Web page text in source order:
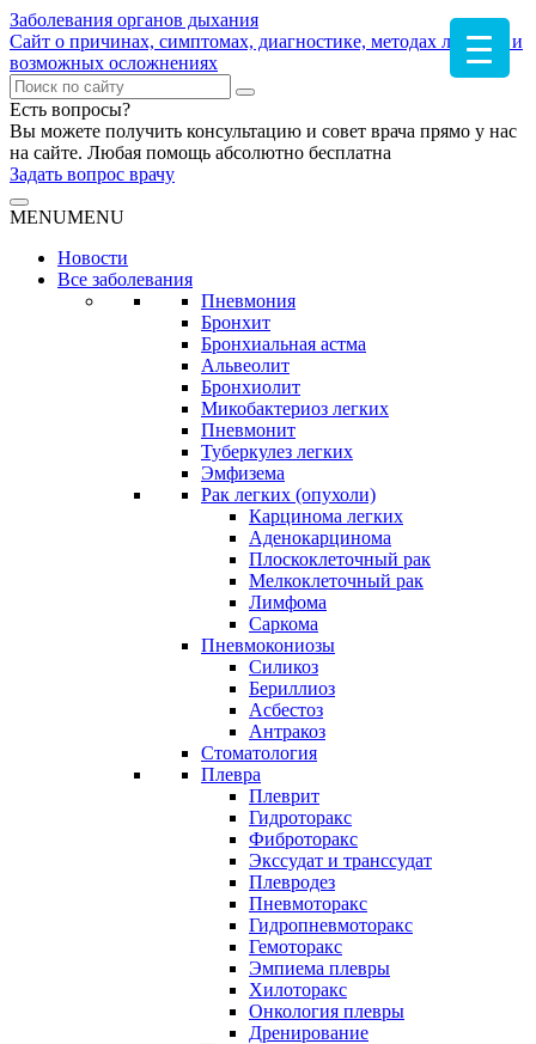
Заболевания органов дыхания
Сайт о причинах, симптомах, диагностике, методах лечения и
возможных осложнениях
Есть вопросы?
Вы можете получить консультацию и совет врача прямо у нас
на сайте. Любая помощь абсолютно бесплатна
Задать вопрос врачу
MENUMENU
Новости
Все заболевания
Пневмония
Бронхит
Бронхиальная астма
Альвеолит
Бронхиолит
Микобактериоз легких
Пневмонит
Туберкулез легких
Эмфизема
Рак легких (опухоли)
Карцинома легких
Аденокарцинома
Плоскоклеточный рак
Мелкоклеточный рак
Лимфома
Саркома
Пневмокониозы
Силикоз
Бериллиоз
Асбестоз
Антракоз
Стоматология
Плевра
Плеврит
Гидроторакс
Фиброторакс
Экссудат и транссудат
Плевродез
Пневмоторакс
Гидропневмоторакс
Гемоторакс
Эмпиема плевры
Хилоторакс
Онкология плевры
Дренирование